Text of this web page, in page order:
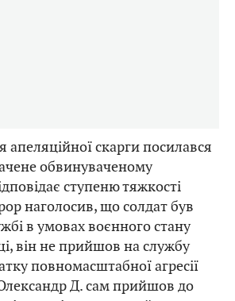
апеляційної скарги посилався
обвинуваченому
ступеню тяжкості
наголосив, що солдат був
в умовах воєнного стану
він не прийшов на службу
повномасштабної агресії
Олександр Д. сам прийшов до